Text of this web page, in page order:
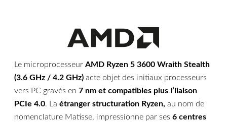
Le microprocesseurAMD Ryzen 5 3600 Wraith Stealth
(3.6 GHz / 4.2 GHz) acte objet des initiaux processeurs
vers PC gravés en7 nm et compatibles plus l’liaison
PCIe 4.0. Laétranger structuration Ryzen, au nom de
nomenclature Matisse, impressionne par ses6 centres